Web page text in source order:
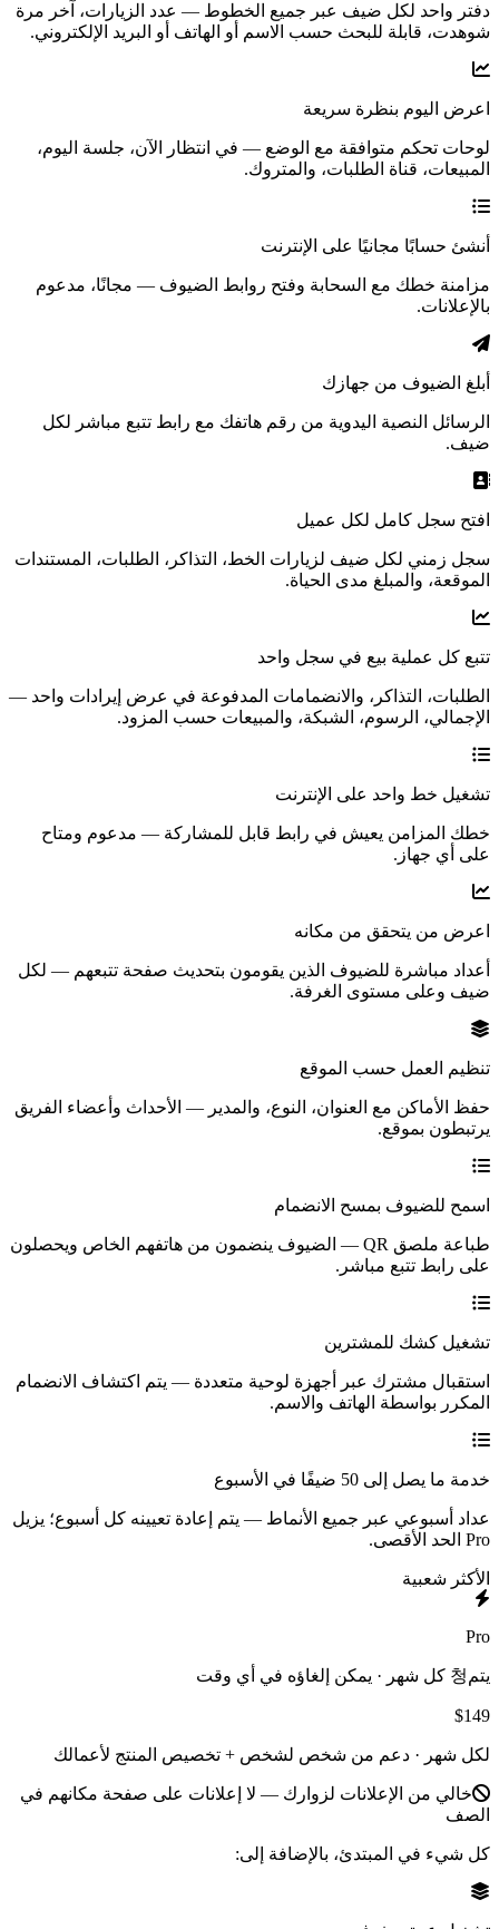
دفتر واحد لكل ضيف عبر جميع الخطوط — عدد الزيارات، آخر مرة
شوهدت، قابلة للبحث حسب الاسم أو الهاتف أو البريد الإلكتروني.
اعرض اليوم بنظرة سريعة
لوحات تحكم متوافقة مع الوضع — في انتظار الآن، جلسة اليوم،
المبيعات، قناة الطلبات، والمتروك.
أنشئ حسابًا مجانيًا على الإنترنت
مزامنة خطك مع السحابة وفتح روابط الضيوف — مجانًا، مدعوم
بالإعلانات.
أبلغ الضيوف من جهازك
الرسائل النصية اليدوية من رقم هاتفك مع رابط تتبع مباشر لكل
ضيف.
افتح سجل كامل لكل عميل
سجل زمني لكل ضيف لزيارات الخط، التذاكر، الطلبات، المستندات
الموقعة، والمبلغ مدى الحياة.
تتبع كل عملية بيع في سجل واحد
الطلبات، التذاكر، والانضمامات المدفوعة في عرض إيرادات واحد —
الإجمالي، الرسوم، الشبكة، والمبيعات حسب المزود.
تشغيل خط واحد على الإنترنت
خطك المزامن يعيش في رابط قابل للمشاركة — مدعوم ومتاح
على أي جهاز.
اعرض من يتحقق من مكانه
أعداد مباشرة للضيوف الذين يقومون بتحديث صفحة تتبعهم — لكل
ضيف وعلى مستوى الغرفة.
تنظيم العمل حسب الموقع
حفظ الأماكن مع العنوان، النوع، والمدير — الأحداث وأعضاء الفريق
يرتبطون بموقع.
اسمح للضيوف بمسح الانضمام
طباعة ملصق QR — الضيوف ينضمون من هاتفهم الخاص ويحصلون
على رابط تتبع مباشر.
تشغيل كشك للمشترين
استقبال مشترك عبر أجهزة لوحية متعددة — يتم اكتشاف الانضمام
المكرر بواسطة الهاتف والاسم.
خدمة ما يصل إلى 50 ضيفًا في الأسبوع
عداد أسبوعي عبر جميع الأنماط — يتم إعادة تعيينه كل أسبوع؛ يزيل
Pro الحد الأقصى.
الأكثر شعبية
Pro
يتم청 كل شهر · يمكن إلغاؤه في أي وقت
$149
لكل شهر · دعم من شخص لشخص + تخصيص المنتج لأعمالك
خالي من الإعلانات لزوارك — لا إعلانات على صفحة مكانهم في
الصف
كل شيء في المبتدئ، بالإضافة إلى: